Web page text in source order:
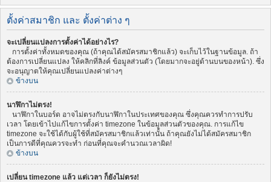
ตั้งค่าสมาชิก และ ตั้งค่าต่าง ๆ
จะเปลี่ยนแปลงการตั้งค่าได้อย่างไร?
การตั้งค่าทั้งหมดของคุณ (ถ้าคุณได้สมัครสมาชิกแล้ว) จะเก็บไว้ในฐานข้อมูล. ถ้า
ต้องการเปลี่ยนแปลง ให้คลิกที่ลิงค์ ข้อมูลส่วนตัว (โดยมากจะอยู่ด้านบนของหน้า). ซึ่ง
จะอนุญาตให้คุณเปลี่ยนแปลงค่าต่างๆ
ข้างบน
นาฬิกาไม่ตรง!
นาฬิกาในบอร์ด อาจไม่ตรงกับนาฬิกาในประเทศของคุณ ซึ่งคุณควรทำการปรับ
เวลา โดยเข้าไปแก้ไขการตั้งค่า timezone ในข้อมูลส่วนตัวของคุณ. การแก้ไข
timezone จะใช้ได้กับผู้ใช้ที่สมัครสมาชิกแล้วเท่านั้น ถ้าคุณยังไม่ได้สมัครสมาชิก
เป็นการดีที่คุณควรจะทำ ก่อนที่คุณจะคำนวณเวลาผิด!
ข้างบน
เปลี่ยน timezone แล้ว แต่เวลา ก็ยังไม่ตรง!